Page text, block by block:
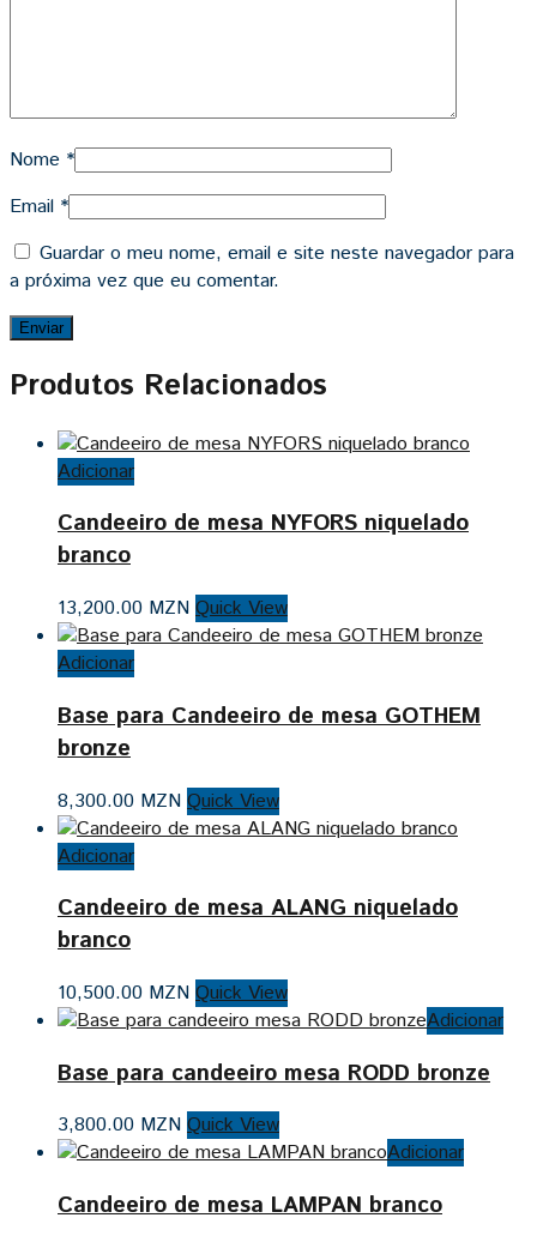
Nome *
Email *
Guardar o meu nome, email e site neste navegador para
a próxima vez que eu comentar.
Produtos Relacionados
Adicionar
Candeeiro de mesa NYFORS niquelado
branco
13,200.00 MZN Quick View
Adicionar
Base para Candeeiro de mesa GOTHEM
bronze
8,300.00 MZN Quick View
Adicionar
Candeeiro de mesa ALANG niquelado
branco
10,500.00 MZN Quick View
Adicionar
Base para candeeiro mesa RODD bronze
3,800.00 MZN Quick View
Adicionar
Candeeiro de mesa LAMPAN branco